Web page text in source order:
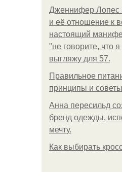
Дженнифер Лопес
и её отношение к
настоящий
"не говорите, что
выгляжу для 57.
Правильное
принципы и советы
Анна пересильд
бренд одежды,
мечту.
Как выбирать